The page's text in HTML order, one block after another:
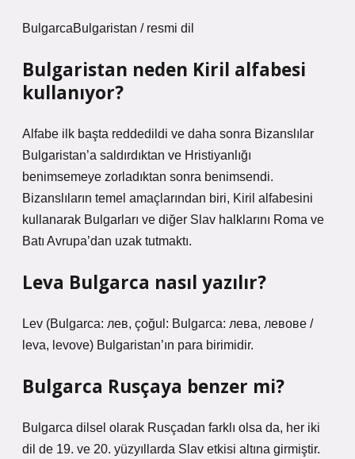
BulgarcaBulgaristan / resmi dil
Bulgaristan neden Kiril alfabesi
kullanıyor?
Alfabe ilk başta reddedildi ve daha sonra Bizanslılar
Bulgaristan’a saldırdıktan ve Hristiyanlığı
benimsemeye zorladıktan sonra benimsendi.
Bizanslıların temel amaçlarından biri, Kiril alfabesini
kullanarak Bulgarları ve diğer Slav halklarını Roma ve
Batı Avrupa’dan uzak tutmaktı.
Leva Bulgarca nasıl yazılır?
Lev (Bulgarca: лев, çoğul: Bulgarca: лева, левове /
leva, levove) Bulgaristan’ın para birimidir.
Bulgarca Rusçaya benzer mi?
Bulgarca dilsel olarak Rusçadan farklı olsa da, her iki
dil de 19. ve 20. yüzyıllarda Slav etkisi altına girmiştir.